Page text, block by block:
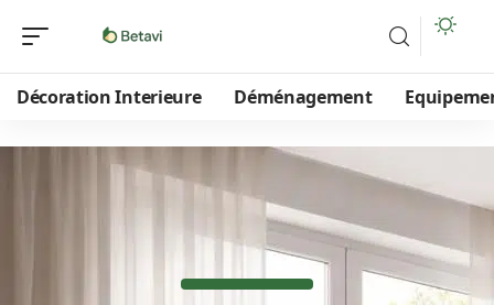
Décoration Interieure Déménagement